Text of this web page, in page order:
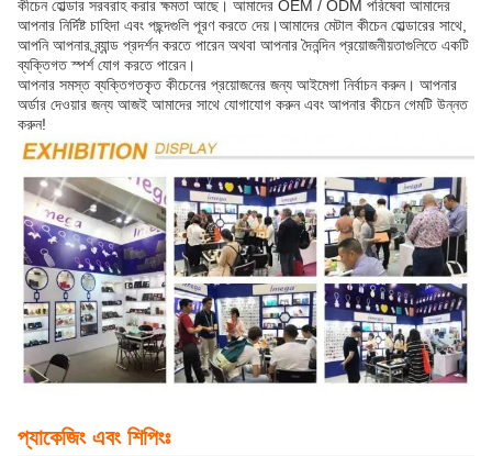
কীচেন হোল্ডার সরবরাহ করার ক্ষমতা আছে। আমাদের OEM / ODM পরিষেবা আমাদের
আপনার নির্দিষ্ট চাহিদা এবং পছন্দগুলি পূরণ করতে দেয়।আমাদের মেটাল কীচেন হোল্ডারের সাথে,
আপনি আপনার ব্র্যান্ড প্রদর্শন করতে পারেন অথবা আপনার দৈনন্দিন প্রয়োজনীয়তাগুলিতে একটি
ব্যক্তিগত স্পর্শ যোগ করতে পারেন।
আপনার সমস্ত ব্যক্তিগতকৃত কীচেনের প্রয়োজনের জন্য আইমেগা নির্বাচন করুন। আপনার
অর্ডার দেওয়ার জন্য আজই আমাদের সাথে যোগাযোগ করুন এবং আপনার কীচেন গেমটি উন্নত
করুন!
প্যাকেজিং এবং শিপিংঃ